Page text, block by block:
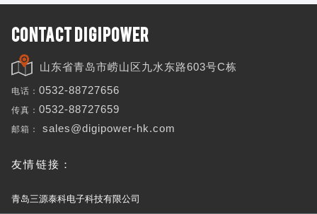
CONTACT DIGIPOWER
山东省青岛市崂山区九水东路603号C栋
电话： 0532-88727656
传真： 0532-88727659
邮箱： sales@digipower-hk.com
友情链接：
青岛三源泰科电子科技有限公司